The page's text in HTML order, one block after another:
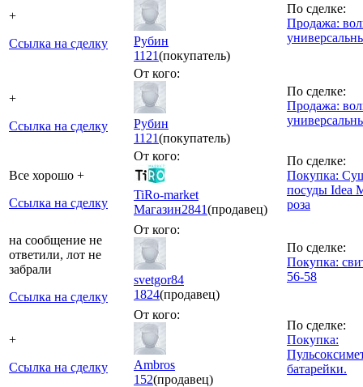
+
Ссылка на сделку
Рубин
1121(покупатель)
По сделке:
Продажа:
+
Ссылка на сделку
От кого:
Рубин
1121(покупатель)
По сделке:
Продажа:
Все хорошо +
Ссылка на сделку
От кого:
TiRo-market
Магазин2841(продавец)
По сделке:
Покупка:
посуды Idea
роза
на сообщение не
ответили, лот не
забрали
Ссылка на сделку
От кого:
svetgor84
1824(продавец)
По сделке:
Покупка:
56-58
+
Ссылка на сделку
От кого:
Ambros
152(продавец)
По сделке:
Покупка:
батарейки.